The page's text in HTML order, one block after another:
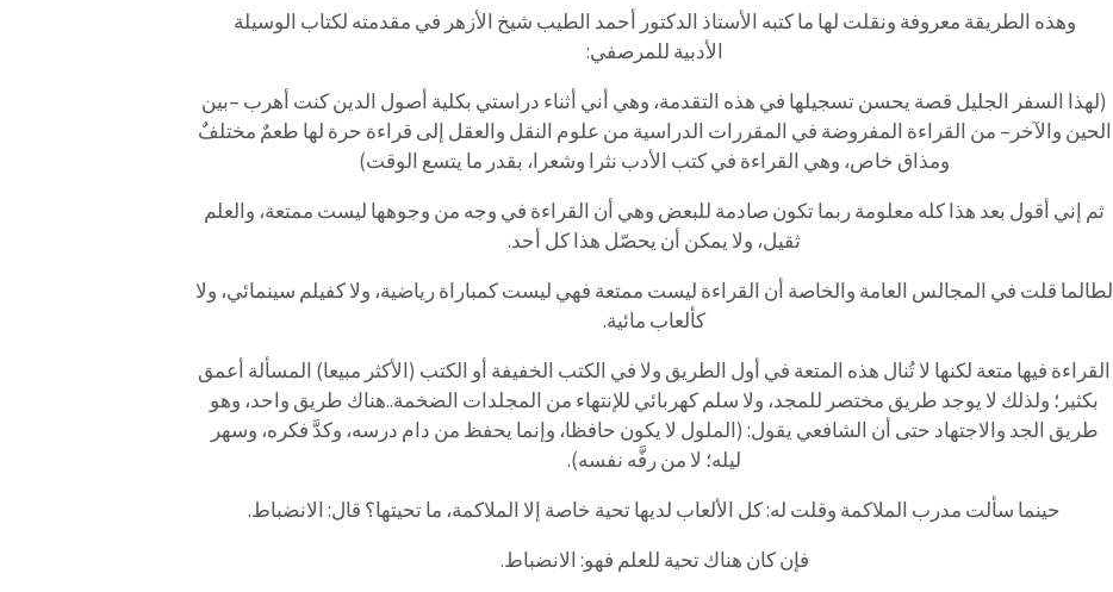
وهذه الطريقة معروفة ونقلت لها ما كتبه الأستاذ الدكتور أحمد الطيب شيخ الأزهر في مقدمته لكتاب الوسيلة
الأدبية للمرصفي:
(لهذا السفر الجليل قصة يحسنتسجيلها في هذه التقدمة، وهي أني أثناء دراستي بكلية أصول الدينكنت أهرب –بين
الحين والآخر – من القراءة المفروضة في المقررات الدراسية من علوم النقل والعقل إلى قراءة حرة لها طعمٌ مختلفٌ
ومذاق خاص، وهي القراءة فيكتب الأدب نثرا وشعرا، بقدر ما يتسع الوقت)
ثم إني أقول بعد هذاكله معلومةربماتكونصادمة للبعض وهي أن القراءة في وجه من وجوهها ليست ممتعة، والعلم
ثقيل، ولا يمكن أن يحصّل هذاكل أحد.
لطالما قلت في المجالس العامة والخاصة أن القراءة ليست ممتعة فهي ليستكمباراةرياضية، ولاكفيلم سينمائي، ولا
كألعاب مائية.
القراءة فيها متعة لكنها لاتُنال هذه المتعة في أول الطريق ولا في الكتب الخفيفة أو الكتب (الأكثر مبيعا) المسألة أعمق
بكثير؛ ولذلك لا يوجد طريق مختصر للمجد، ولا سلمكهربائي للإنتهاء من المجلدات الضخمة..هناك طريق واحد، وهو
طريق الجد والاجتهاد حتى أن الشافعي يقول: (الملول لا يكون حافظا، وإنما يحفظ من دام درسه، وكدَّفكره، وسهر
ليله؛ لا منرفَّه نفسه).
حينما سألت مدرب الملاكمة وقلت له:كل الألعاب لديهاتحية خاصة إلا الملاكمة، ماتحيتها؟ قال: الانضباط.
فإن كان هناك تحية للعلم فهو: الانضباط.